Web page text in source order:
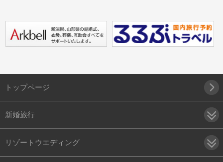
トップページ
新婚旅行
リゾートウエディング